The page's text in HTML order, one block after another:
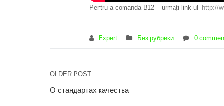
Pentru a comanda B12 – urmați link-ul: http://
Expert Без рубрики 0
Навигация
по
OLDER POST
О стандартах качества